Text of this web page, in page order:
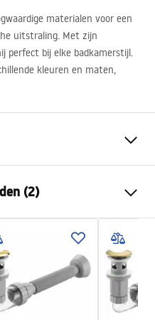
materialen voor een
uitstraling. Met zijn
perfect bij elke badkamerstijl.
kleuren en maten,
Sanitair keramiek
Oranje
Mat
370
370mm
135
(2)